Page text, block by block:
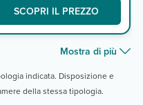
SCOPRI IL PREZZO
Mostra di più
indicata. Disposizione e
della stessa tipologia.